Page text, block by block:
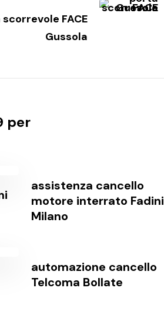
FACE
Gussola
per
assistenza cancello
motore interrato Fadini
Milano
automazione cancello
Telcoma Bollate